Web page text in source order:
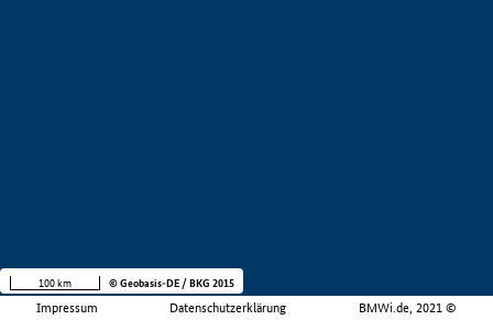
Impressum Datenschutzerklärung BMWi.de, 2021 ©
100 km © Geobasis-DE / BKG 2015